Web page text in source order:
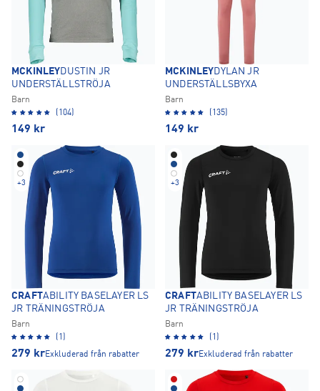
MCKINLEYDUSTIN JR
UNDERSTÄLLSTRÖJA
Barn
(104)
149 kr
MCKINLEYDYLAN JR
UNDERSTÄLLSBYXA
Barn
(135)
149 kr
+3
CRAFTABILITY BASELAYER LS
JR TRÄNINGSTRÖJA
Barn
(1)
279 krExkluderad från rabatter
+3
CRAFTABILITY BASELAYER LS
JR TRÄNINGSTRÖJA
Barn
(1)
279 krExkluderad från rabatter